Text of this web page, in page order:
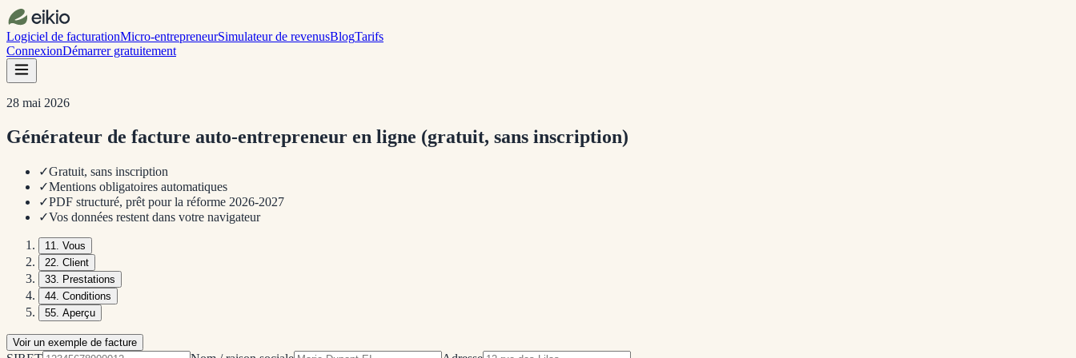
Logiciel de facturationMicro-entrepreneurSimulateur de revenusBlogTarifs
ConnexionDémarrer gratuitement
28 mai 2026
Générateur de facture auto-entrepreneur en ligne (gratuit, sans inscription)
✓Gratuit, sans inscription
✓Mentions obligatoires automatiques
✓PDF structuré, prêt pour la réforme 2026-2027
✓Vos données restent dans votre navigateur
1 1
Vous
22 Client
33
Prestations
44 Conditions
55 Aperçu
Voir un exemple de facture